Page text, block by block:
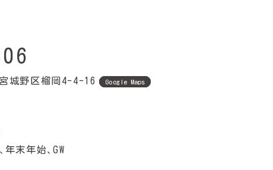
城野区榴岡4-4-16 Google Maps
末年始、GW